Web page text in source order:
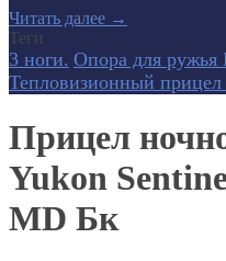
Читать далее →
Теги
3 ноги. Опора для
Тепловизионный
Прицел
Yukon
MD Бк